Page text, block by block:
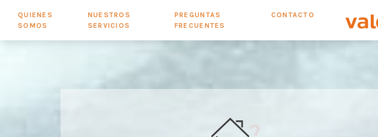
QUIENES
SOMOS
NUESTROS
SERVICIOS
PREGUNTAS
FRECUENTES
CONTACTO